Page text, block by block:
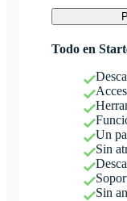
Todo en
Un
Sin
Sin